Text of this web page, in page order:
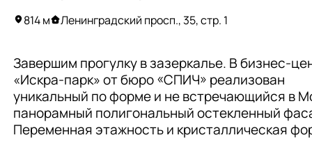
временные павильоны быстро разобрали, а
предстояла долгая история. В том числе здесь
желающие могут посетить ресторан
ЖК построен на месте известного Стадиона
пионеров, который украшали мозаики «Спорт и
Мартуни Потикяна и «Спорт» Эльвиры
года — их отреставрировали и перенесли на
814 м Ленинградский просп., 35, стр. 1
Завершим прогулку в зазеркалье. В бизнес-
«Искра-парк» от бюро «СПИЧ» реализован
уникальный по форме и не встречающийся в
панорамный полигональный остекленный
Переменная этажность и кристаллическая